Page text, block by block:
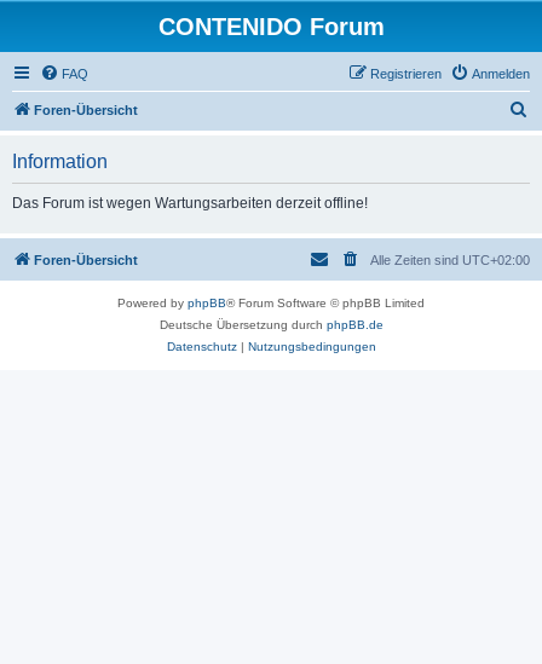
CONTENIDO Forum
FAQ Anmelden
Registrieren
Foren-Übersicht
Information
Das Forum ist wegen Wartungsarbeiten derzeit offline!
Foren-Übersicht Alle Zeiten sind UTC+02:00
Powered by phpBB® Forum Software © phpBB Limited
Deutsche Übersetzung durch phpBB.de
Datenschutz| Nutzungsbedingungen